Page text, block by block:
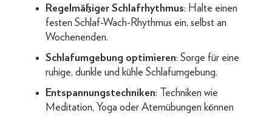
Regelmäßiger Schlafrhythmus: Halte einen
festen Schlaf-Wach-Rhythmus ein, selbst an
Wochenenden.
Schlafumgebung optimieren: Sorge für eine
ruhige, dunkle und kühle Schlafumgebung.
Entspannungstechniken: Techniken wie
Meditation, Yoga oder Atemübungen können